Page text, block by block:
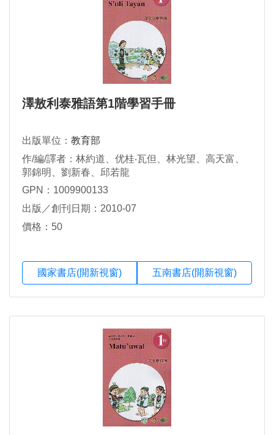
澤敖利泰雅語第1階學習手冊
出版單位： 教育部
作/編/譯者：林約道、优桂‧瓦但、林光望、高天富、
郭錦明、劉新春、邱若龍
GPN：1009900133
出版／創刊日期：2010-07
價格：50
國家書店(開新視窗) 五南書店(開新視窗)